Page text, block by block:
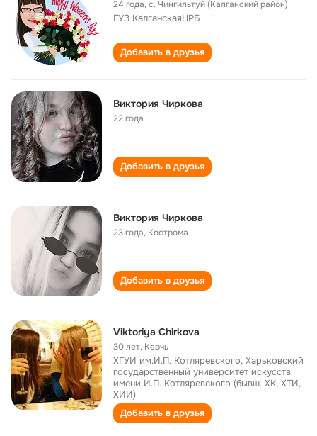
24 года,с. Чингильтуй (Калганский район)
ГУЗ КалганскаяЦРБ
Добавить в друзья
Виктория Чиркова
22 года
Добавить в друзья
Виктория Чиркова
23 года, Кострома
Добавить в друзья
Viktoriya Chirkova
30 лет, Керчь
ХГУИ им.И.П. Котляревского, Харьковский
государственный университет искусств
имени И.П. Котляревского (бывш. ХК, ХТИ,
ХИИ)
Добавить в друзья